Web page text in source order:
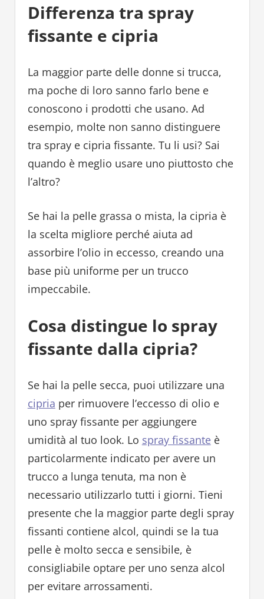
Differenza tra spray
fissante e cipria
La maggior parte delle donne si trucca,
ma poche di loro sanno farlo bene e
conoscono i prodotti che usano. Ad
esempio, molte non sanno distinguere
tra spray e cipria fissante. Tu li usi? Sai
quando è meglio usare uno piuttosto che
l’altro?
Se hai la pelle grassa o mista, la cipria è
la scelta migliore perché aiuta ad
assorbire l’olio in eccesso, creando una
base più uniforme per un trucco
impeccabile.
Cosa distingue lo spray
fissante dalla cipria?
Se hai la pelle secca, puoi utilizzare una
cipria per rimuovere l’eccesso di olio e
uno spray fissante per aggiungere
umidità al tuo look. Lo spray fissanteè
particolarmente indicato per avere un
trucco a lunga tenuta, ma non è
necessario utilizzarlo tutti i giorni. Tieni
presente che la maggior parte degli spray
fissanti contiene alcol, quindi se la tua
pelle è molto secca e sensibile, è
consigliabile optare per uno senza alcol
per evitare arrossamenti.